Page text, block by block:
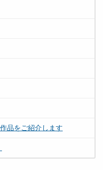
品をご紹介します